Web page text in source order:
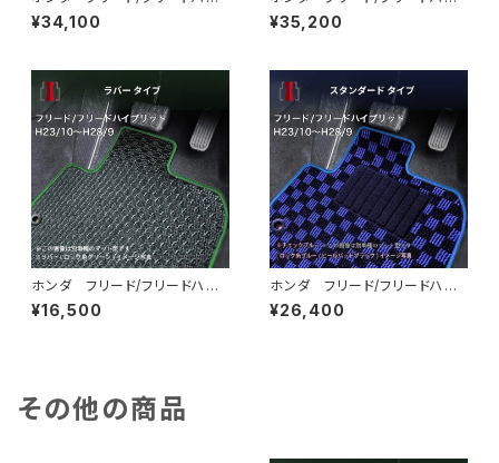
ブリッド H28/9〜R6/6 GB
5/6/7/8 6人/7人乗 フロア
¥34,100
ブリッド e:HEV R6/6〜 G
T1・GT2・GT3・GT4・GT5・G
付 カーマット ハイグレードタ
イプ
¥35,200
ホンダ フリード/フリードハイ
ブリッド H23/10〜H28/9 G
B3/4・GP3 フロアマット一
¥16,500
ホンダ フリード/フリードハイ
ブリッド H23/10〜H28/9 G
B3/4・GP3 フロアマット一
¥26,400
その他の商品